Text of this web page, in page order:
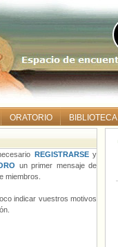
ORATORIO BIBLIOTECA
REGISTRARSEy
un primer mensaje de
miembros.
indicar vuestros motivos